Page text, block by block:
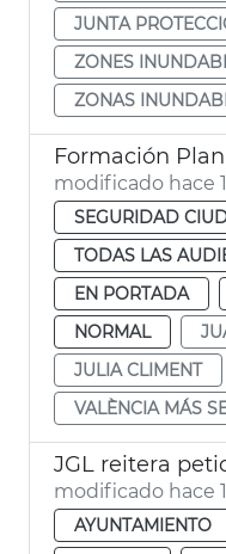
JUNTA
ZONES
ZONAS
Formación
modificado hace
SEGURIDAD
TODAS LAS
EN PORTADA
NORMAL
JULIA CLIMENT
VALÈNCIA MÁS
modificado hace
AYUNTAMIENTO